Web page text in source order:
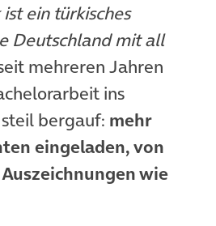
ein türkisches
Deutschland mit all
mehreren Jahren
ins
bergauf: mehr
eingeladen, von
wie